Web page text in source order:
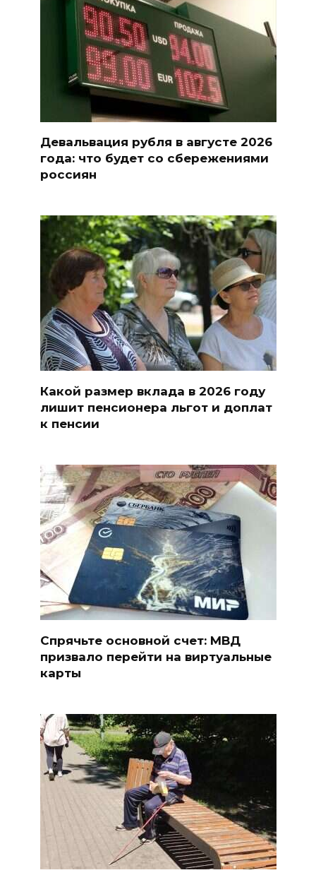
Девальвация рубля в августе 2026
года: что будет со сбережениями
россиян
Какой размер вклада в 2026 году
лишит пенсионера льгот и доплат
к пенсии
Спрячьте основной счет: МВД
призвало перейти на виртуальные
карты